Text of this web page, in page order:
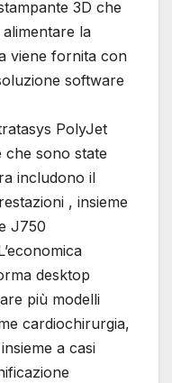
3D che
la
viene fornita con
software
PolyJet
sono state
includono il
, insieme
J750
desktop
più modelli
cardiochirurgia,
a casi